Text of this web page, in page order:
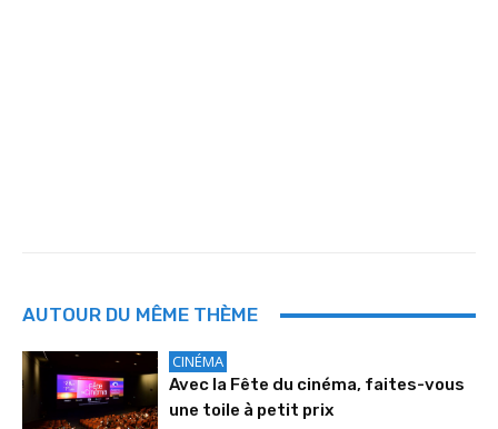
AUTOUR DU MÊME THÈME
CINÉMA
Avec la Fête du cinéma, faites-vous
une toile à petit prix